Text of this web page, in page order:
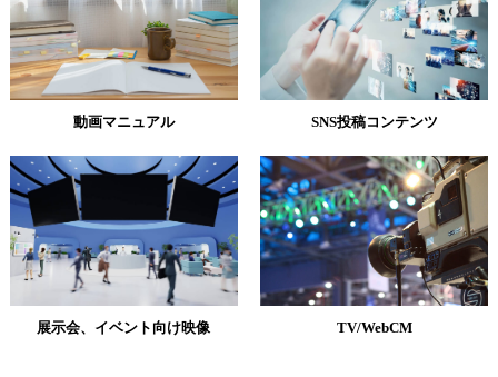
動画マニュアル SNS投稿コンテンツ
展示会、イベント向け映像 TV/WebCM